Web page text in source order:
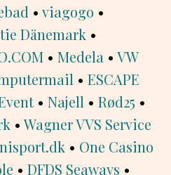
• viagogo •
Dänemark •
• Medela • VW
• ESCAPE
• Najell • Rød25 •
•Wagner VVS Service
• One Casino
• DFDS Seaways •